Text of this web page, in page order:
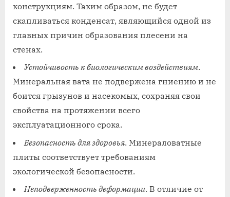
конструкциям. Таким образом, не будет
скапливаться конденсат, являющийся одной из
главных причин образования плесени на
стенах.
Устойчивость к биологическим воздействиям.
Минеральная вата не подвержена гниению и не
боится грызунов и насекомых, сохраняя свои
свойства на протяжении всего
эксплуатационного срока.
Безопасность для здоровья. Минераловатные
плиты соответствует требованиям
экологической безопасности.
Неподверженность деформации. В отличие от